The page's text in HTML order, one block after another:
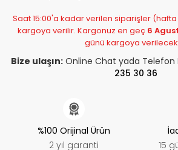
Saat 15:00'a kadar verilen siparişler (hafta
kargoya verilir. Kargonuz en geç 6
günü kargoya
Bize ulaşın:Online Chat yada Telefon
235 30 36
%100 Orijinal Ürün
2 yıl garanti
15